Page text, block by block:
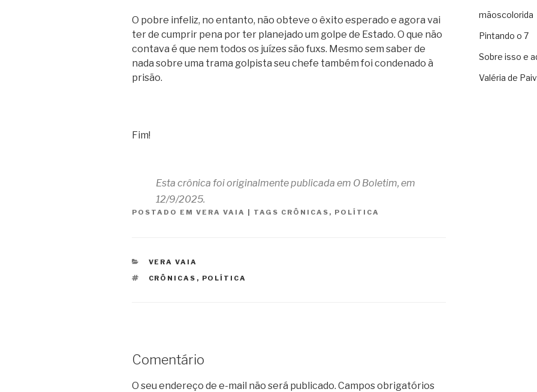
O pobre infeliz, no entanto, não obteve o êxito esperado e agora vai
ter de cumprir pena por ter planejado um golpe de Estado. O que não
contava é que nem todos os juízes são fuxs. Mesmo sem saber de
nada sobre uma trama golpista seu chefe também foi condenado à
prisão.
Fim!
Esta crônica foi originalmente publicada em O Boletim, em
12/9/2025.
POSTADO EM VERA VAIA | TAGS CRÔNICAS , POLÍTICA
CATEGORIAS
VERA VAIA
TAGS
CRÔNICAS , POLÍTICA
Comentário
O seu endereço de e-mail não será publicado. Campos obrigatórios
mãoscolorida
Pintando o 7
Sobre isso e
Valéria de